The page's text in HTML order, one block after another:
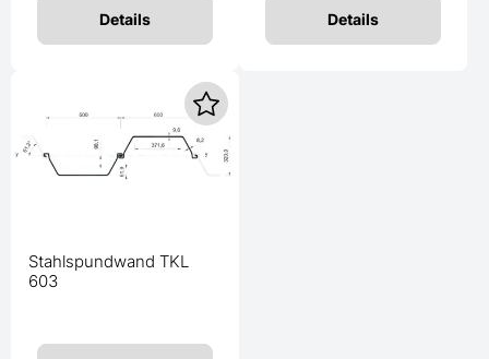
Details Details
Stahlspundwand TKL
603